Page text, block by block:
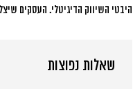
היבטי השיווק הדיגיטלי. העסקים
שאלות נפוצות